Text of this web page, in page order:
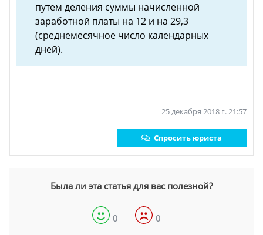
путем деления суммы начисленной
заработной платы на 12 и на 29,3
(среднемесячное число календарных
дней).
25 декабря 2018 г. 21:57
Спросить юриста
Была ли эта статья для вас полезной?
0 0